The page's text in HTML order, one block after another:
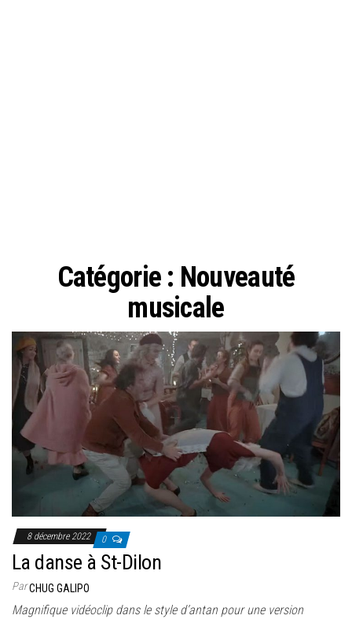
Catégorie : Nouveauté
musicale
8 décembre 2022 0
La danse à St-Dilon
ParCHUG GALIPO
Magnifique vidéoclip dans le style d’antan pour une version